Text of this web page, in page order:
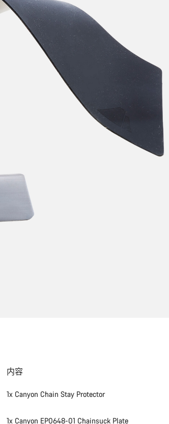
内容
1x Canyon Chain Stay Protector
1x Canyon EP0648-01 Chainsuck Plate